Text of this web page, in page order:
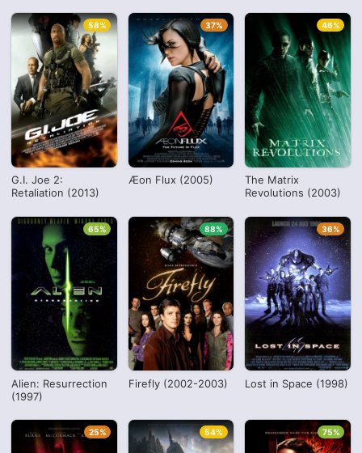
G.I. Joe 2:
Retaliation (2013)
58%
Æon Flux (2005)
37%
The Matrix
Revolutions (2003)
46%
Alien: Resurrection
(1997)
65%
Firefly (2002-2003)
88%
Lost in Space (1998)
36%
25% 54% 75%